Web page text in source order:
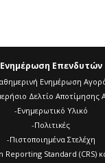
Ενημέρωση Επενδυτών
Ενημέρωση
Δελτίο Αποτίμησης
-Ενημερωτικό Υλικό
-Πολιτικές
-Πιστοποιημένα Στελέχη
Reporting Standard (CRS)